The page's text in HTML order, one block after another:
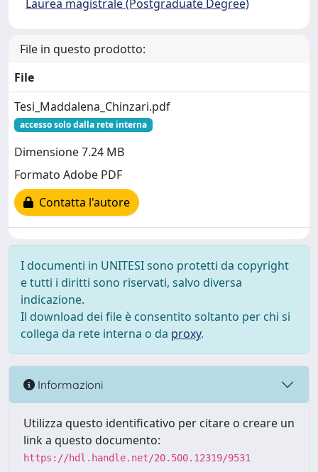
Laurea magistrale (Postgraduate Degree)
File in questo prodotto:
File
Tesi_Maddalena_Chinzari.pdf
accesso solo dalla rete interna
Dimensione 7.24 MB
Formato Adobe PDF
Contatta l'autore
I documenti in UNITESI sono protetti da copyright
e tutti i diritti sono riservati, salvo diversa
indicazione.
Il download dei file è consentito soltanto per chi si
collega da rete interna o da proxy.
Informazioni
Utilizza questo identificativo per citare o creare un
link a questo documento:
https://hdl.handle.net/20.500.12319/9531